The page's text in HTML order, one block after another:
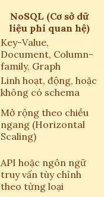
NoSQL (Cơ sở dữ
liệu phi quan hệ)
Key-Value,
Document, Column-
family, Graph
Linh hoạt, động, hoặc
không có schema
Mở rộng theo chiều
ngang (Horizontal
Scaling)
API hoặc ngôn ngữ
truy vấn tùy chỉnh
theo từng loại